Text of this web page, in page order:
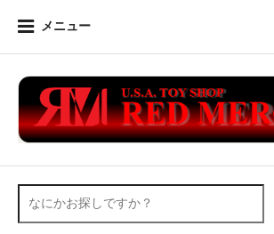
メニュー